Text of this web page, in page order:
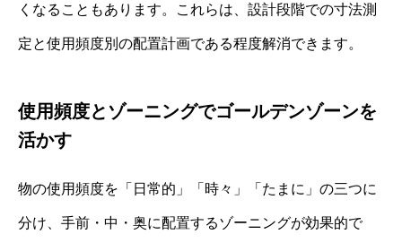
くなることもあります。これらは、設計段階での寸法測
定と使用頻度別の配置計画である程度解消できます。
使用頻度とゾーニングでゴールデンゾーンを
活かす
物の使用頻度を「日常的」「時々」「たまに」の三つに
分け、手前・中・奥に配置するゾーニングが効果的で